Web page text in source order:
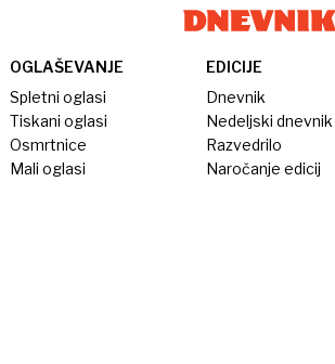
OGLAŠEVANJE
Spletni oglasi
Tiskani oglasi
Osmrtnice
Mali oglasi
EDICIJE
Dnevnik
Nedeljski dnevnik
Razvedrilo
Naročanje edicij